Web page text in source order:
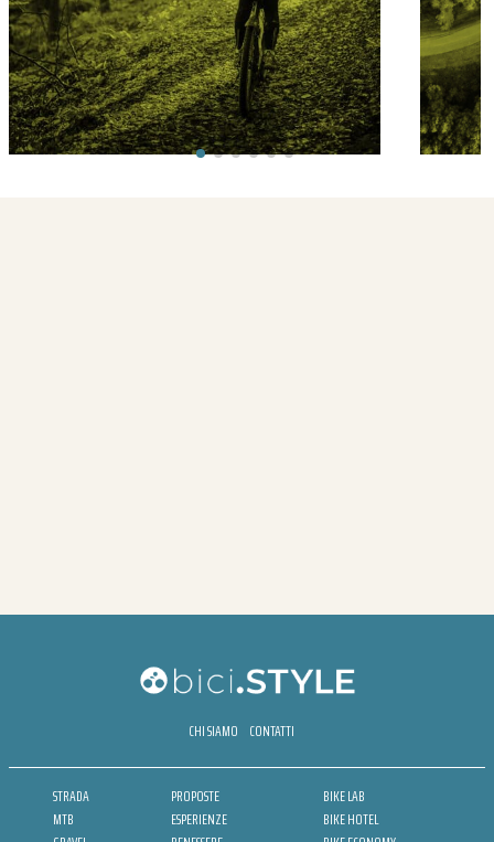
CHI SIAMO CONTATTI
STRADA
MTB
PROPOSTE
ESPERIENZE
BIKE LAB
BIKE HOTEL